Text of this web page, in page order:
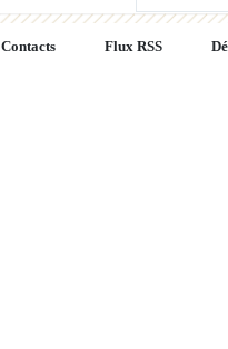
Contacts Flux RSS